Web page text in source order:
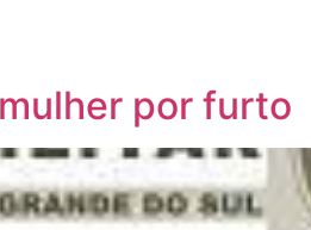
por furto